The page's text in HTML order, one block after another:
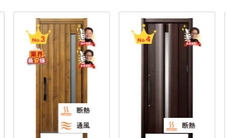
No.3
断熱
通風
No.4
断熱